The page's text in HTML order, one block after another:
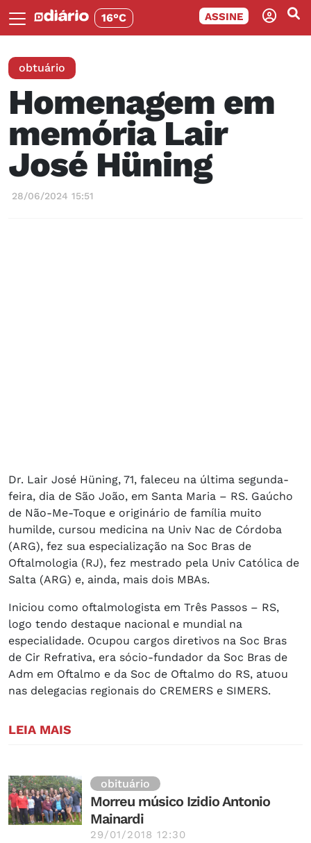
16°C ASSINE
obtuário
Homenagem em
memória Lair
José Hüning
28/06/2024 15:51
Dr. Lair José Hüning, 71, faleceu na última segunda-
feira, dia de São João, em Santa Maria – RS. Gaúcho
de Não-Me-Toque e originário de família muito
humilde, cursou medicina na Univ Nac de Córdoba
(ARG), fez sua especialização na Soc Bras de
Oftalmologia (RJ), fez mestrado pela Univ Católica de
Salta (ARG) e, ainda, mais dois MBAs.
Iniciou como oftalmologista em Três Passos – RS,
logo tendo destaque nacional e mundial na
especialidade. Ocupou cargos diretivos na Soc Bras
de Cir Refrativa, era sócio-fundador da Soc Bras de
Adm em Oftalmo e da Soc de Oftalmo do RS, atuou
nas delegacias regionais do CREMERS e SIMERS.
LEIA MAIS
obituário
Morreu músico Izidio Antonio
Mainardi
29/01/2018 12:30